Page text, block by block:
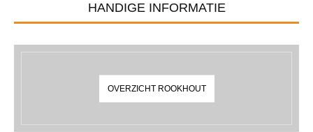
HANDIGE INFORMATIE
OVERZICHT ROOKHOUT